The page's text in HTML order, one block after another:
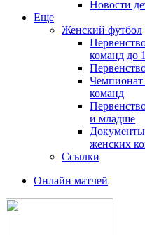
Новости
Еще
Женский футбол
команд до
команд
и младше
Документы
женских
Ссылки
Онлайн матчей